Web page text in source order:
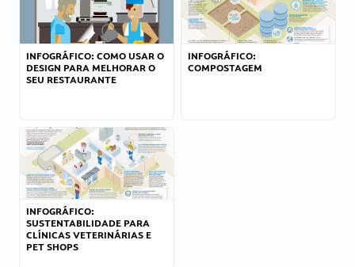
INFOGRÁFICO: COMO USAR O
DESIGN PARA MELHORAR O
SEU RESTAURANTE
INFOGRÁFICO:
COMPOSTAGEM
INFOGRÁFICO:
SUSTENTABILIDADE PARA
CLÍNICAS VETERINÁRIAS E
PET SHOPS